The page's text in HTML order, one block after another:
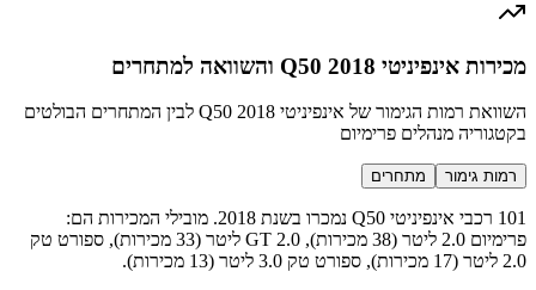
מכירות אינפיניטי Q50 2018 והשוואה למתחרים
השוואת רמות הגימור של אינפיניטי Q50 2018 לבין המתחרים הבולטים
בקטגוריה מנהלים פרימיום
רמות גימור מתחרים
101 רכבי אינפיניטי Q50 נמכרו בשנת 2018. מובילי המכירות הם:
פרימיום 2.0 ליטר (38 מכירות), GT 2.0 ליטר (33 מכירות), ספורט טק
2.0 ליטר (17 מכירות), ספורט טק 3.0 ליטר (13 מכירות).